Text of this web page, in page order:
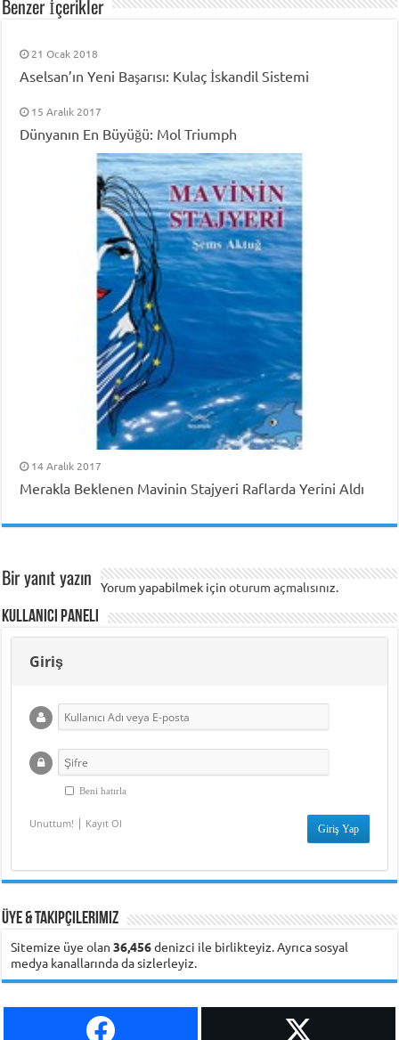
Benzer İçerikler
21 Ocak 2018
Aselsan’ın Yeni Başarısı: Kulaç İskandil Sistemi
15 Aralık 2017
Dünyanın En Büyüğü: Mol Triumph
14 Aralık 2017
Merakla Beklenen Mavinin Stajyeri Raflarda Yerini Aldı
Bir yanıt yazın Yorum yapabilmek içinoturum açmalısınız.
Kullanıcı Paneli
Giriş
Beni hatırla
Unuttum! | Kayıt Ol
Üye & Takipçilerimiz
Sitemize üye olan36,456denizci ile birlikteyiz. Ayrıca sosyal
medya kanallarında da sizlerleyiz.